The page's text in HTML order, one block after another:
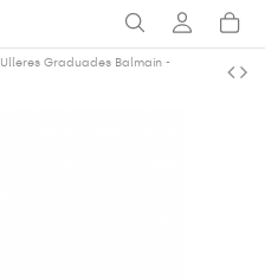
Ulleres Graduades Balmain -